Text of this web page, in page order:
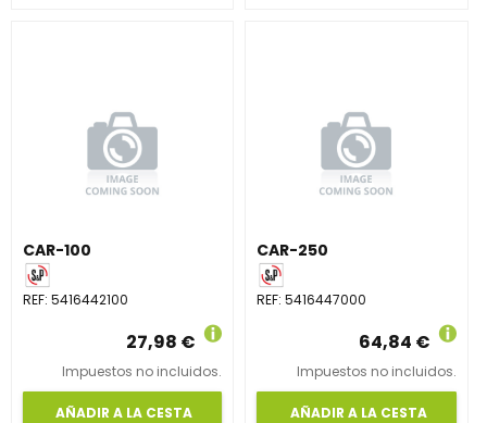
CAR-100
REF: 5416442100
27,98 €
Impuestos no incluidos.
AÑADIR A LA CESTA
CAR-250
REF:5416447000
64,84 €
Impuestos no incluidos.
AÑADIR A LA CESTA